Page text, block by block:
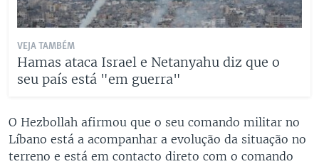
VEJA TAMBÉM
Hamas ataca Israel e Netanyahu diz que o
seu país está "em guerra"
O Hezbollah afirmou que o seu comando militar no
Líbano está a acompanhar a evolução da situação no
terreno e está em contacto direto com o comando